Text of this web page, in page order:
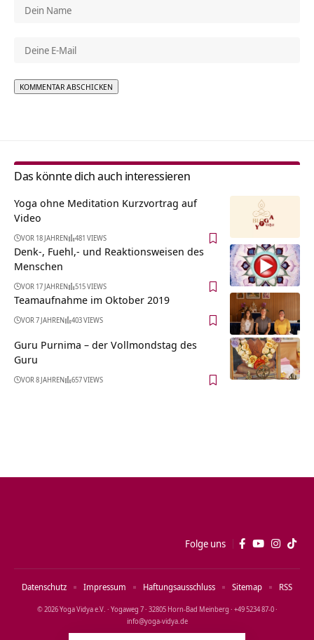
Das könnte dich auch interessieren
Yoga ohne Meditation Kurzvortrag auf
Video
VOR 18 JAHREN 481 VIEWS
Denk-, Fuehl,- und Reaktionsweisen des
Menschen
VOR 17 JAHREN 515 VIEWS
Teamaufnahme im Oktober 2019
VOR 7 JAHREN 403 VIEWS
Guru Purnima – der Vollmondstag des
Guru
VOR 8 JAHREN 657 VIEWS
Folge uns
© 2026 Yoga Vidya e.V. · Yogaweg 7 · 32805 Horn‑Bad Meinberg · +49 5234 87‑0 ·
info@yoga‑vidya.de
Datenschutz Impressum Haftungsausschluss Sitemap RSS